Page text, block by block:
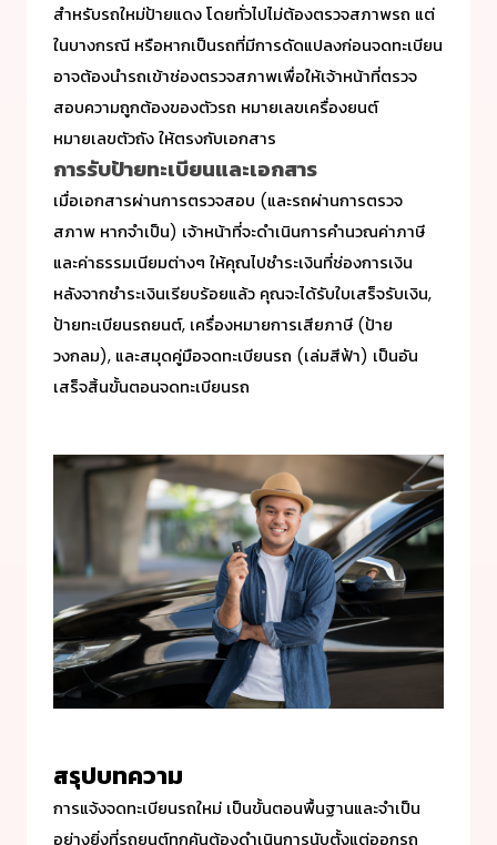
สำหรับรถใหม่ป้ายแดง โดยทั่วไปไม่ต้องตรวจสภาพรถ แต่
ในบางกรณี หรือหากเป็นรถที่มีการดัดแปลงก่อนจดทะเบียน
อาจต้องนำรถเข้าช่องตรวจสภาพเพื่อให้เจ้าหน้าที่ตรวจ
สอบความถูกต้องของตัวรถ หมายเลขเครื่องยนต์
หมายเลขตัวถัง ให้ตรงกับเอกสาร
การรับป้ายทะเบียนและเอกสาร
เมื่อเอกสารผ่านการตรวจสอบ (และรถผ่านการตรวจ
สภาพ หากจำเป็น) เจ้าหน้าที่จะดำเนินการคำนวณค่าภาษี
และค่าธรรมเนียมต่างๆ ให้คุณไปชำระเงินที่ช่องการเงิน
หลังจากชำระเงินเรียบร้อยแล้ว คุณจะได้รับใบเสร็จรับเงิน,
ป้ายทะเบียนรถยนต์, เครื่องหมายการเสียภาษี (ป้าย
วงกลม), และสมุดคู่มือจดทะเบียนรถ (เล่มสีฟ้า) เป็นอัน
เสร็จสิ้นขั้นตอนจดทะเบียนรถ
สรุปบทความ
การแจ้งจดทะเบียนรถใหม่ เป็นขั้นตอนพื้นฐานและจำเป็น
อย่างยิ่งที่รถยนต์ทุกคันต้องดำเนินการนับตั้งแต่ออกรถ